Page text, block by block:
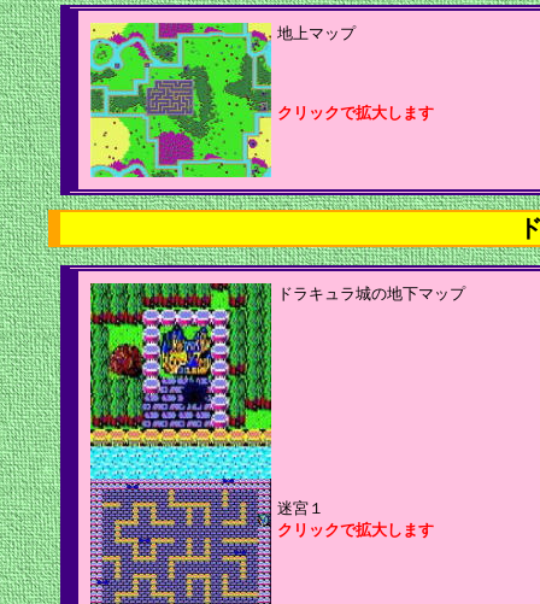
地上マップ
クリックで拡大します
ドラキュラ城の地下マップ
迷宮１
クリックで拡大します